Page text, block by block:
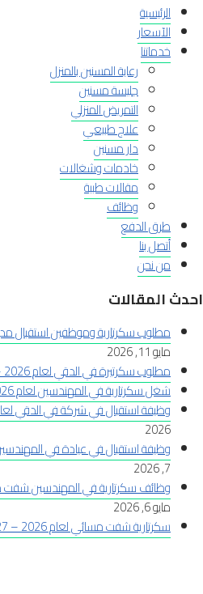
الرئيسية
الآسعار
خدماتنا
رعاية المسنين بالمنزل
جليسة مسنين
التمريض المنزلي
علاج طبيعي
دار مسنين
خادمات وشغالات
مقالات طبية
وظائف
طرق الدفع
أتصل بنا
من نحن
احدث المقالات
مطلوب سكرتارية وموظفين استقبال مدينة نصر
مايو 11, 2026
مطلوب سكرتيرة في الدقي لعام 2026 – 2027
شغل سكرتارية في المهندسين لعام 2026 – 2027
وظيفة استقبال في شركة في الدقي لعام 2026 –
2026
وظيفة استقبال في عيادة في المهندسين لعام
7, 2026
وظائف سكرتارية في المهندسين شفت مسائي
مايو 6, 2026
سكرتارية شفت مسائي لعام 2026 – 2027